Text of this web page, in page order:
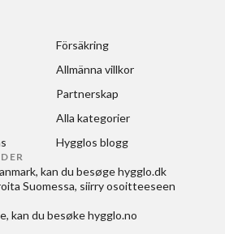
Försäkring
Allmänna villkor
Partnerskap
Alla kategorier
Hygglos blogg
, kan du besøgehygglo.dk
Suomessa, siirry osoitteeseen
, kan du besøkehygglo.no